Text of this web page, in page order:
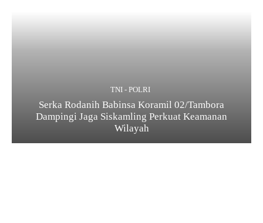
TNI - POLRI
Serka Rodanih Babinsa Koramil 02/Tambora
Dampingi Jaga Siskamling Perkuat Keamanan
Wilayah